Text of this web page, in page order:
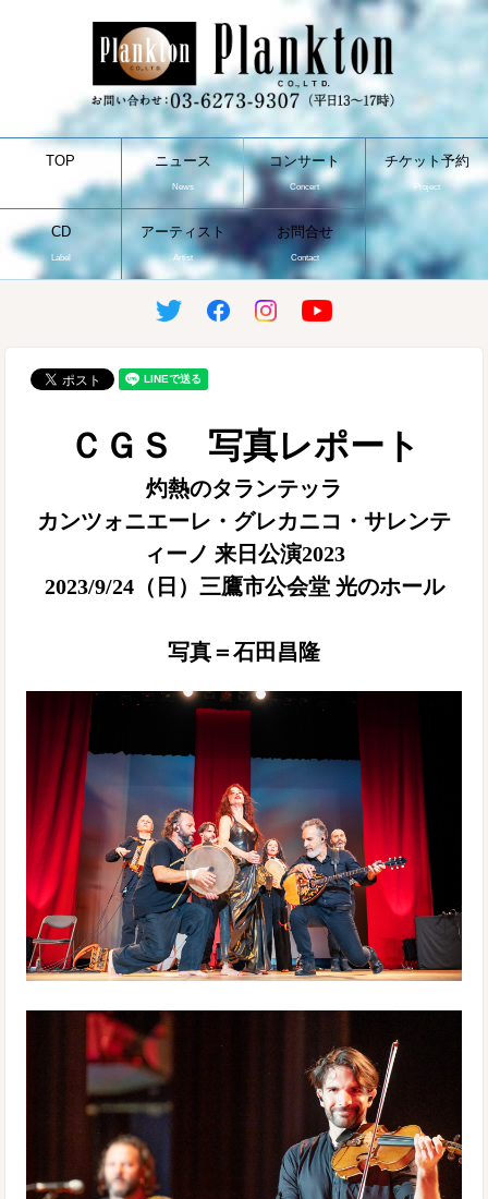
TOP ニュース
News
コンサート
Concert
チケット予約
Project
CD
Label
アーティスト
Artist
お問合せ
Contact
ＣＧＳ 写真レポート
灼熱のタランテッラ
カンツォニエーレ・グレカニコ・サレンテ
ィーノ 来日公演2023
2023/9/24（日）三鷹市公会堂 光のホール
写真＝石田昌隆